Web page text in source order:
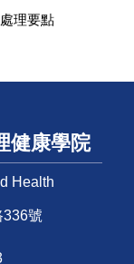
理要點
健康學院
Health
336號